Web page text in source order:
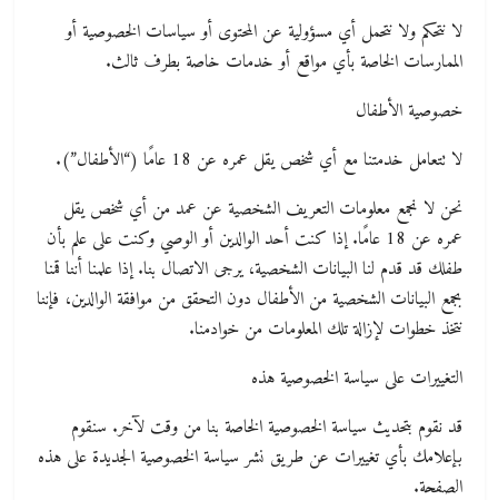
لا نتحكم ولا نتحمل أي مسؤولية عن المحتوى أو سياسات الخصوصية أو
الممارسات الخاصة بأي مواقع أو خدمات خاصة بطرف ثالث.
خصوصية الأطفال
لا تتعامل خدمتنا مع أي شخص يقل عمره عن 18 عامًا (“الأطفال”).
نحن لا نجمع معلومات التعريف الشخصية عن عمد من أي شخص يقل
عمره عن 18 عامًا. إذا كنت أحد الوالدين أو الوصي وكنت على علم بأن
طفلك قد قدم لنا البيانات الشخصية، يرجى الاتصال بنا. إذا علمنا أننا قمنا
بجمع البيانات الشخصية من الأطفال دون التحقق من موافقة الوالدين، فإننا
نتخذ خطوات لإزالة تلك المعلومات من خوادمنا.
التغييرات على سياسة الخصوصية هذه
قد نقوم بتحديث سياسة الخصوصية الخاصة بنا من وقت لآخر. سنقوم
بإعلامك بأي تغييرات عن طريق نشر سياسة الخصوصية الجديدة على هذه
الصفحة.